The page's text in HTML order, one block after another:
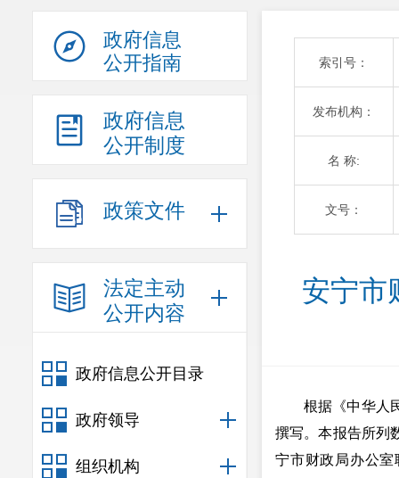
政府信息
公开指南
政府信息
公开制度
政策文件
法定主动
公开内容
政府信息公开目录
政府领导
组织机构
索引号：
发布机构：
名 称:
文号：
安宁市
根据《中华人民
撰写。本报告所列
宁市财政局办公